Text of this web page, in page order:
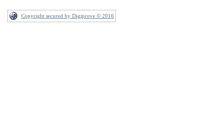
Copyright secured by Digiprove © 2016